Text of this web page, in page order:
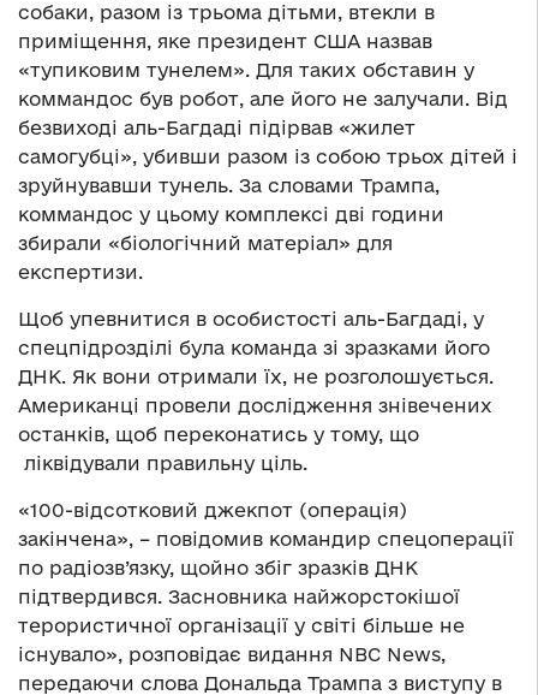
собаки, разом із трьома дітьми, втекли в
приміщення, яке президент США назвав
«тупиковим тунелем». Для таких обставин у
коммандос був робот, але його не залучали. Від
безвиході аль-Багдаді підірвав «жилет
самогубці», убивши разом із собою трьох дітей і
зруйнувавши тунель. За словами Трампа,
коммандос у цьому комплексі дві години
збирали «біологічний матеріал» для
експертизи.
Щоб упевнитися в особистості аль-Багдаді, у
спецпідрозділі була команда зі зразками його
ДНК. Як вони отримали їх, не розголошується.
Американці провели дослідження знівечених
останків, щоб переконатись у тому, що
ліквідували правильну ціль.
«100-відсотковий джекпот (операція)
закінчена», – повідомив командир спецоперації
по радіозв’язку, щойно збіг зразків ДНК
підтвердився. Засновника найжорстокішої
терористичної організації у світі більше не
існувало», розповідає видання NBC News,
передаючи слова Дональда Трампа з виступу в